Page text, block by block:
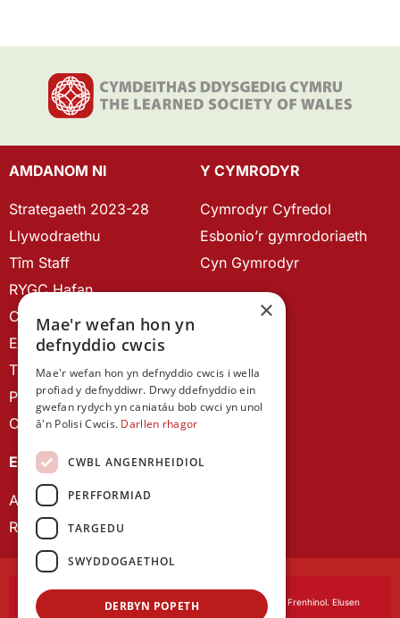
AMDANOM NI
Strategaeth 2023-28
Llywodraethu
Tîm Staff
RYGC Hafan
Canllawiau brandio
Ein Hanes
Telerau ac Amodau
Polisi Preifatrwydd
Cysylltu â ni
Y CYMRODYR
Cymrodyr Cyfredol
Esbonio’r gymrodoriaeth
Cyn Gymrodyr
EIN CYHOEDDIADAU
Astudiaethau Cymreig
Rhwydwaith Ymchwil Gyrfa Cynnar
Cymdeithas Ddysgedig Cymru, corfforedig drwy Siarter Frenhinol. Elusen
×
Mae'r wefan hon yn
defnyddio cwcis
Mae'r wefan hon yn defnyddio cwcis i wella
profiad y defnyddiwr. Drwy ddefnyddio ein
gwefan rydych yn caniatáu bob cwci yn unol
â'n Polisi Cwcis. Darllen rhagor
CWBL ANGENRHEIDIOL
PERFFORMIAD
TARGEDU
SWYDDOGAETHOL
DERBYN POPETH